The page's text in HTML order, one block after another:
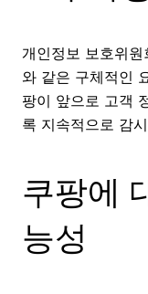
개인정보 보호위
와 같은 구체적인
팡이 앞으로 고객
록 지속적으로 감
쿠팡에
능성